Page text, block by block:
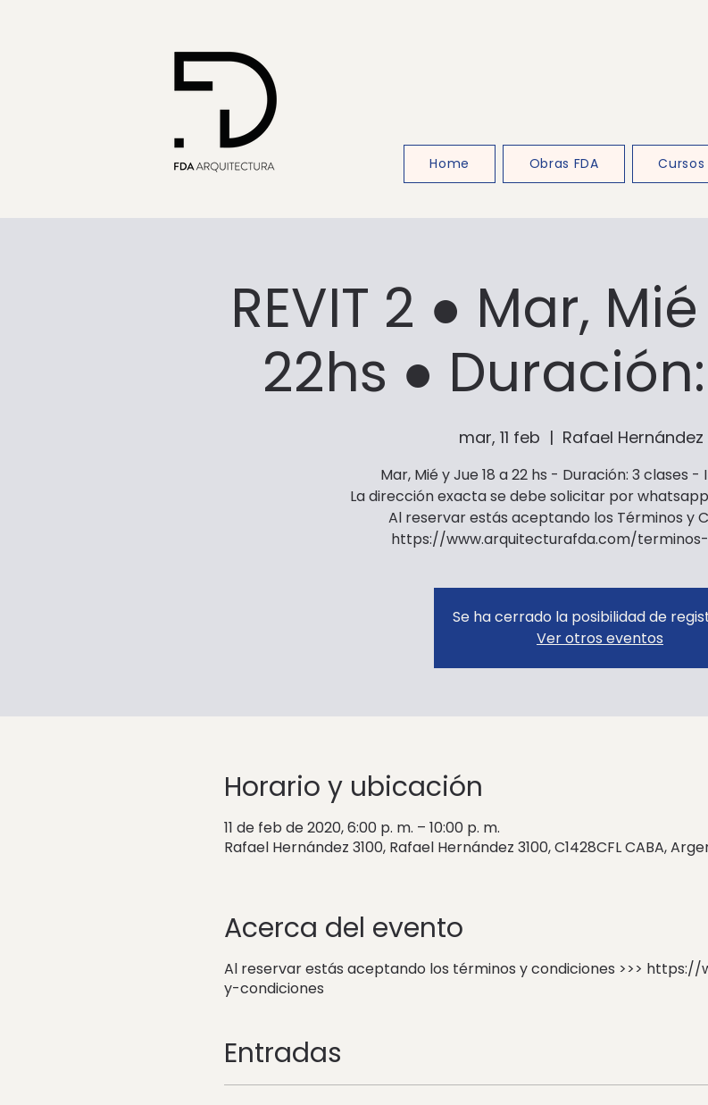
Home Obras FDA
REVIT 2 ● Mar,
22hs ●
mar, 11 feb
  |
Rafael Hernández
Mar, Mié y Jue 18 a 22 hs - Duración: 3 clases -
La dirección exacta se debe solicitar por
Al reservar estás aceptando los Términos y
https://www.arquitecturafda.com/
Se ha cerrado la posibilidad de
Ver otros eventos
Horario y ubicación
11 de feb de 2020, 6:00 p. m. – 10:00 p. m.
Rafael Hernández 3100, Rafael Hernández 3100, C1428CFL CABA,
Acerca del evento
Al reservar estás aceptando los términos y condiciones >>>
y-condiciones
Entradas